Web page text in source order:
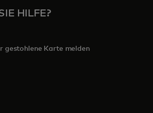
HILFE?
gestohlene Karte melden